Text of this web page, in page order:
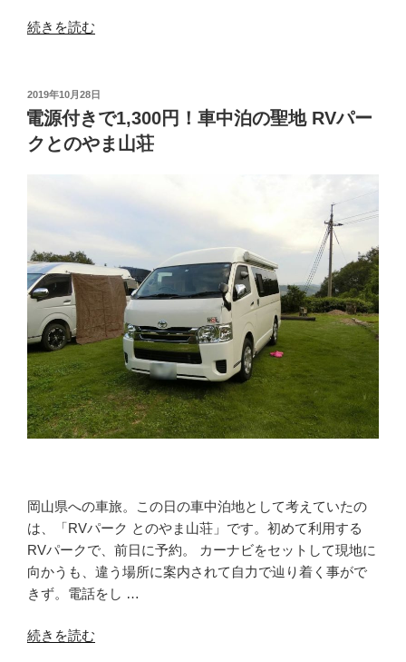
“電
使
え
る
RV
ら
で
の
過
ご
し
方。
食
熱々
で”
の
続きを読む
投
稿
日:
2019年10月28日
電源付きで1,300円！車中泊の聖地 RVパー
クとのやま山荘
岡山県への車旅。この日の車中泊地として考えていたの
は、「RVパーク とのやま山荘」です。初めて利用する
RVパークで、前日に予約。 カーナビをセットして現地に
向かうも、違う場所に案内されて自力で辿り着く事がで
きず。電話をし …
“電
続きを読む